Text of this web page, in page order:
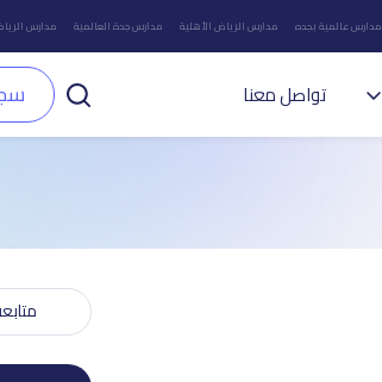
مدارس عالمية بجده مدارس الرياض الأهلية مدارس جدة العالمية مدارس
تواصل معنا